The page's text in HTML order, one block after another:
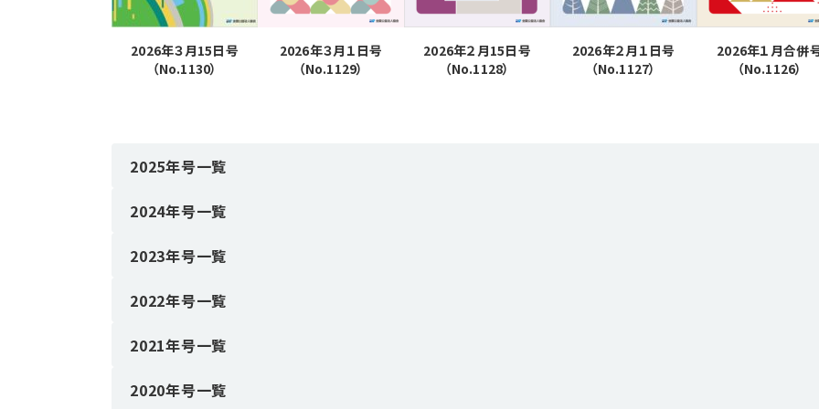
2026年３月15日号
（No.1130）
2026年３月１日号
（No.1129）
2026年２月15日号
（No.1128）
2026年２月１日号
（No.1127）
2026年１月合併
（No.1126）
2025年号一覧
2024年号一覧
2023年号一覧
2022年号一覧
2021年号一覧
2020年号一覧